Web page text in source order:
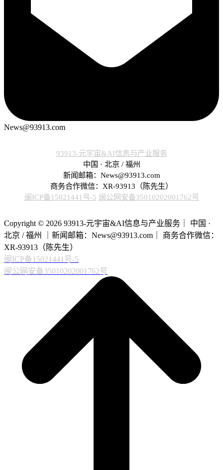
News@93913.com
93913-元宇宙&AI信息与产业服务
中国 · 北京 / 福州
新闻邮箱：News@93913.com
商务合作微信：XR-93913（陈先生）
闽ICP备15021441号-5 闽公网安备35010202001762号
Copyright © 2026 93913-元宇宙&AI信息与产业服务｜ 中国 ·
北京 / 福州 ｜新闻邮箱：News@93913.com｜ 商务合作微信：
XR-93913（陈先生）
闽ICP备15021441号-5
闽公网安备35010202001762号